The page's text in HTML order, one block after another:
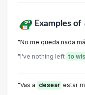
Examples of
"No me queda nada
"l've nothing left to
"Vas a desear estar